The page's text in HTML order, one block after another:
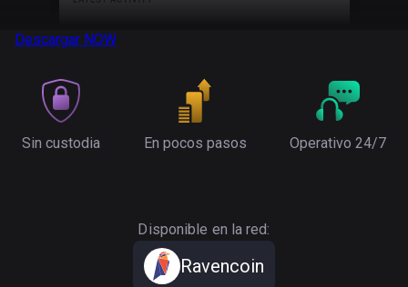
Descargar NOW
Sin custodia En pocos pasos Operativo 24/7
Disponible en la red:
Ravencoin